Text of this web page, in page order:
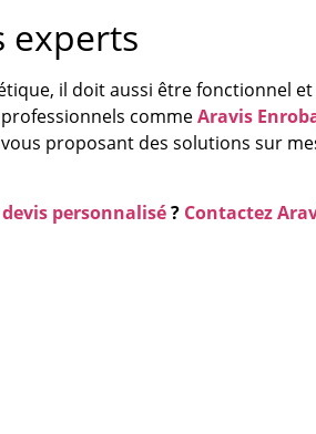
experts
il doit aussi être fonctionnel
commeAravis
proposant des solutions sur
personnalisé? Contactez